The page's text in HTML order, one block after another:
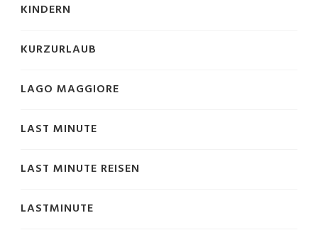
KINDERN
KURZURLAUB
LAGO MAGGIORE
LAST MINUTE
LAST MINUTE REISEN
LASTMINUTE